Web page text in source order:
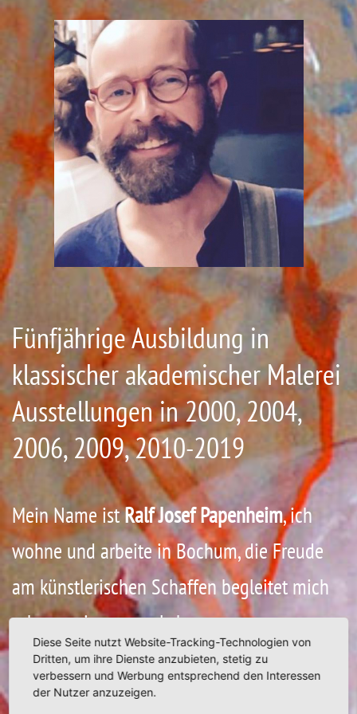
Fünfjährige Ausbildung in
klassischer akademischer Malerei
Ausstellungen in 2000, 2004,
2006, 2009, 2010-2019
Mein Name istRalf Josef Papenheim, ich
wohne und arbeite in Bochum, die Freude
am künstlerischen Schaffen begleitet mich
schon mein ganzes Leben.
Geprägt von meiner Mitarbeit im Atelier des
bekannten Künstlers Heinz Mack (1990-91)
Diese Seite nutzt Website-Tracking-Technologien von
Dritten, um ihre Dienste anzubieten, stetig zu
verbessern und Werbung entsprechend den Interessen
der Nutzer anzuzeigen.